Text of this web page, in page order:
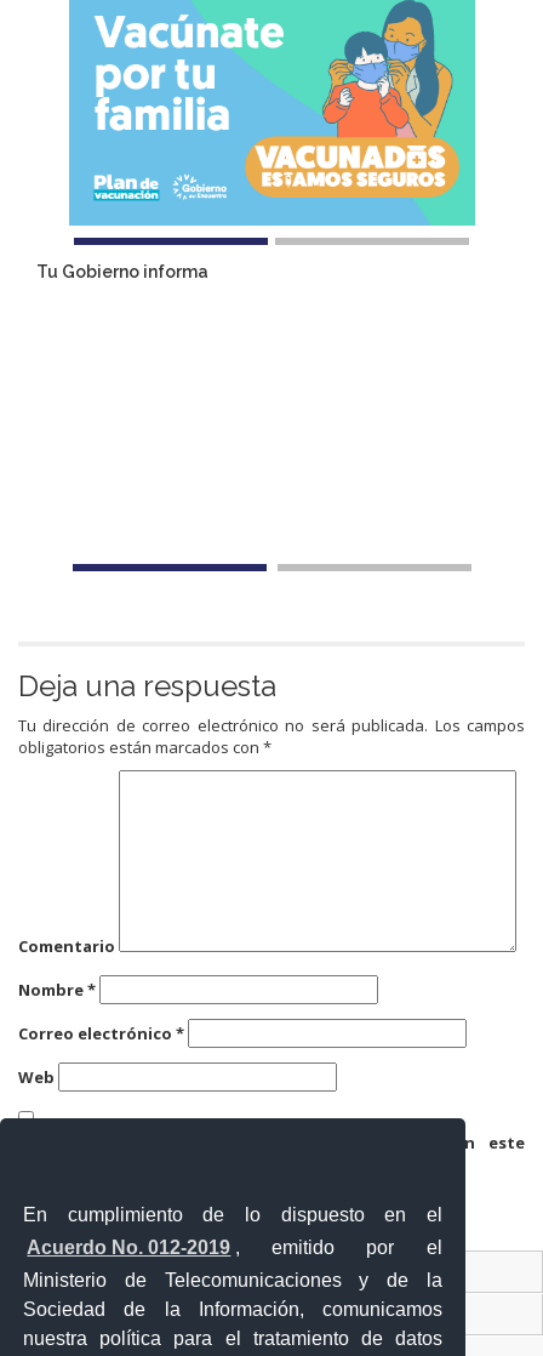
En cumplimiento de lo dispuesto en el
Acuerdo No. 012-2019 , emitido por el
Ministerio de Telecomunicaciones y de la
Sociedad de la Información, comunicamos
nuestra política para el tratamiento de datos
Tu Gobierno informa
Deja una respuesta
Tu dirección de correo electrónico no será publicada. Los campos
obligatorios están marcados con *
Comentario
Nombre*
Correo electrónico *
Web
Guarda mi nombre, correo electrónico y web en este
Contacto Ciudadano
Ventanilla Única de Comercio Exterior